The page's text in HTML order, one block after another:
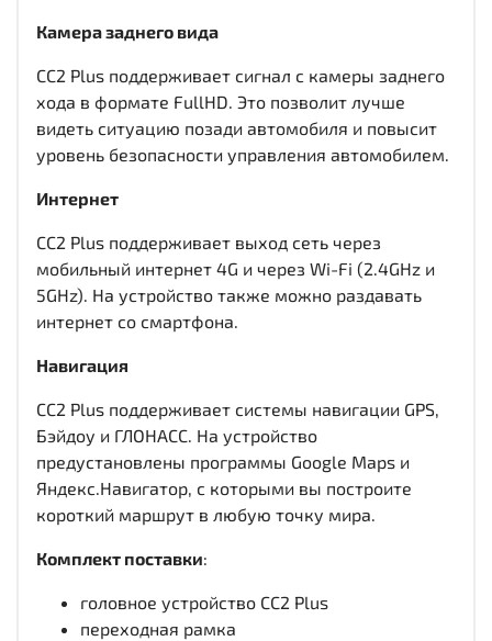
Камера заднего вида
CC2 Plus поддерживает сигнал с камеры заднего
хода в формате FullHD. Это позволит лучше
видеть ситуацию позади автомобиля и повысит
уровень безопасности управления автомобилем.
Интернет
CC2 Plus поддерживает выход сеть через
мобильный интернет 4G и через Wi-Fi (2.4GHz и
5GHz). На устройство также можно раздавать
интернет со смартфона.
Навигация
CC2 Plus поддерживает системы навигации GPS,
Бэйдоу и ГЛОНАСС. На устройство
предустановлены программы Google Maps и
Яндекс.Навигатор, с которыми вы построите
короткий маршрут в любую точку мира.
Комплект поставки:
головное устройство CC2 Plus
переходная рамка